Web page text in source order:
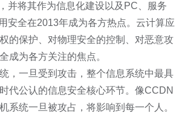
并将其作为信息化建设以及PC、服务
安全在2013年成为各方热点。云计算应
的保护、对物理安全的控制、对恶意攻
成为各方关注的焦点。
，一旦受到攻击，整个信息系统中最具
代公认的信息安全核心环节。像CCDN
系统一旦被攻占，将影响到每一个人。